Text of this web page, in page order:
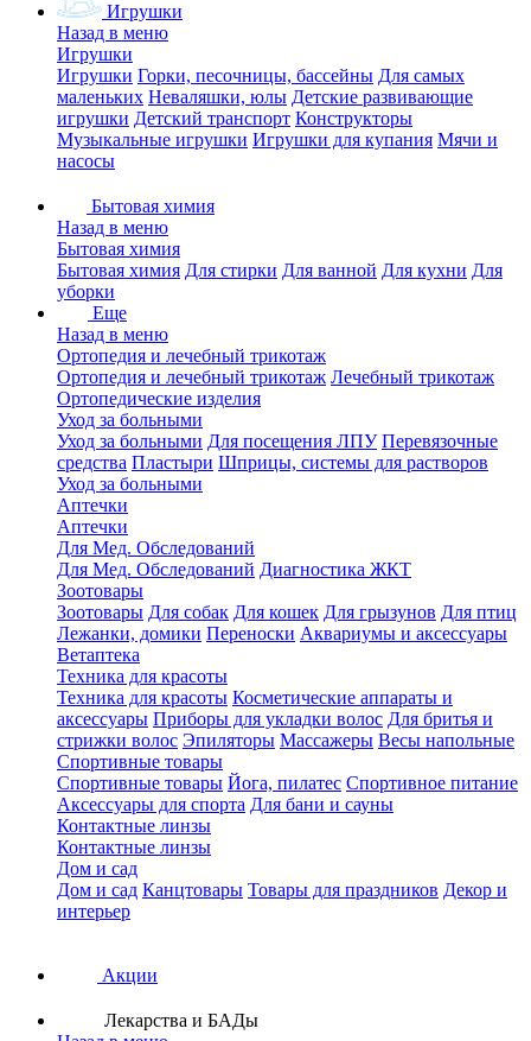
Игрушки
Назад в меню
Игрушки
Игрушки Горки, песочницы, бассейны Для самых
маленьких Неваляшки, юлы Детские развивающие
игрушки Детский транспорт Конструкторы
Музыкальные игрушки Игрушки для купания Мячи и
насосы
Бытовая химия
Назад в меню
Бытовая химия
Бытовая химия Для стирки Для ванной Для кухни Для
уборки
Еще
Назад в меню
Ортопедия и лечебный трикотаж
Ортопедия и лечебный трикотаж Лечебный трикотаж
Ортопедические изделия
Уход за больными
Уход за больными Для посещения ЛПУ Перевязочные
средства Пластыри Шприцы, системы для растворов
Уход за больными
Аптечки
Аптечки
Для Мед. Обследований
Для Мед. Обследований Диагностика ЖКТ
Зоотовары
Зоотовары Для собак Для кошек Для грызунов Для птиц
Лежанки, домики Переноски Аквариумы и аксессуары
Ветаптека
Техника для красоты
Техника для красоты Косметические аппараты и
аксессуары Приборы для укладки волос Для бритья и
стрижки волос Эпиляторы Массажеры Весы напольные
Спортивные товары
Спортивные товары Йога, пилатес Спортивное питание
Аксессуары для спорта Для бани и сауны
Контактные линзы
Контактные линзы
Дом и сад
Дом и сад Канцтовары Товары для праздников Декор и
интерьер
Акции
Лекарства и БАДы